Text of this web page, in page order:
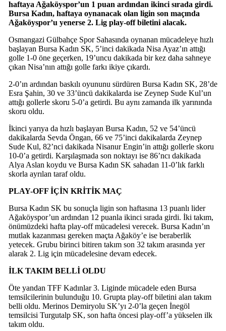
haftaya Ağaköyspor’un 1 puan ardından ikinci sırada girdi.
Bursa Kadın, haftaya oynanacak olan ligin son maçında
Ağaköyspor’u yenerse 2. Lig play-off biletini alacak.
Osmangazi Gülbahçe Spor Sahasında oynanan mücadeleye hızlı
başlayan Bursa Kadın SK, 5’inci dakikada Nisa Ayaz’ın attığı
golle 1-0 öne geçerken, 19’uncu dakikada bir kez daha sahneye
çıkan Nisa’nın attığı golle farkı ikiye çıkardı.
2-0’ın ardından baskılı oyununu sürdüren Bursa Kadın SK, 28’de
Esra Şahin, 30 ve 33’üncü dakikalarda ise Zeynep Sude Kul’un
attığı gollerle skoru 5-0’a getirdi. Bu aynı zamanda ilk yarınında
skoru oldu.
İkinci yarıya da hızlı başlayan Bursa Kadın, 52 ve 54’üncü
dakikalarda Sevda Öngan, 66 ve 75’inci dakikalarda Zeynep
Sude Kul, 82’nci dakikada Nisanur Engin’in attığı gollerle skoru
10-0’a getirdi. Karşılaşmada son noktayı ise 86’ncı dakikada
Alya Aslan koydu ve Bursa Kadın SK sahadan 11-0’lık farklı
skorla ayrılan taraf oldu.
PLAY-OFF İÇİN KRİTİK MAÇ
Bursa Kadın SK bu sonuçla ligin son haftasına 13 puanlı lider
Ağaköyspor’un ardından 12 puanla ikinci sırada girdi. İki takım,
önümüzdeki hafta play-off mücadelesi verecek. Bursa Kadın’ın
mutlak kazanması gereken maçta Ağaköy’e ise beraberlik
yetecek. Grubu birinci bitiren takım son 32 takım arasında yer
alarak 2. Lig için mücadelesine devam edecek.
İLK TAKIM BELLİ OLDU
Öte yandan TFF Kadınlar 3. Liginde mücadele eden Bursa
temsilcilerinin bulunduğu 10. Grupta play-off biletini alan takım
belli oldu. Merinos Demiryolu SK’yı 2-0’la geçen İnegöl
temsilcisi Turgutalp SK, son hafta öncesi play-off’a yükselen ilk
takım oldu.